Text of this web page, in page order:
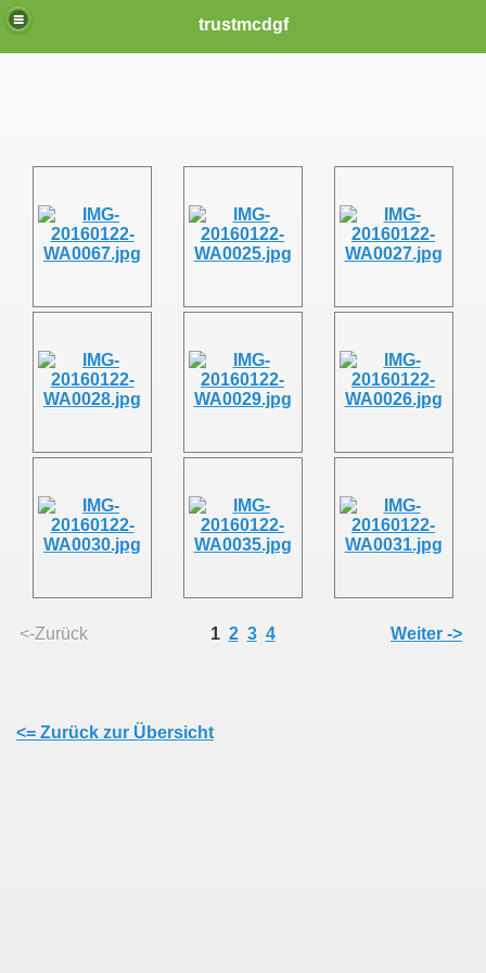
trustmcdgf
<-Zurück 1 2 3 4 Weiter ->
<= Zurück zur Übersicht